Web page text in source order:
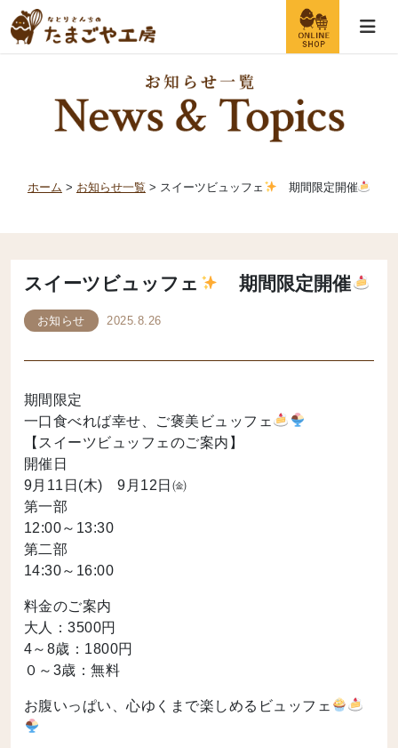
ホーム > お知らせ一覧 > スイーツビュッフェ 期間限定開催
スイーツビュッフェ 期間限定開催
お知らせ 2025.8.26
期間限定
一口食べれば幸せ、ご褒美ビュッフェ
【スイーツビュッフェのご案内】
開催日
9月11日(木) 9月12日㈮
第一部
12:00～13:30
第二部
14:30～16:00
料金のご案内
大人：3500円
4～8歳：1800円
０～3歳：無料
お腹いっぱい、心ゆくまで楽しめるビュッフェ